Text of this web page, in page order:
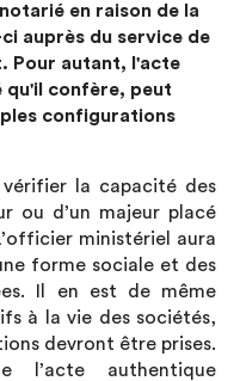
en raison de la
auprès du service de
Pour autant, l'acte
qu'il confère, peut
configurations
la capacité des
ou d’un majeur placé
ministériel aura
forme sociale et des
Il en est de même
à la vie des sociétés,
devront être prises.
l’acte authentique